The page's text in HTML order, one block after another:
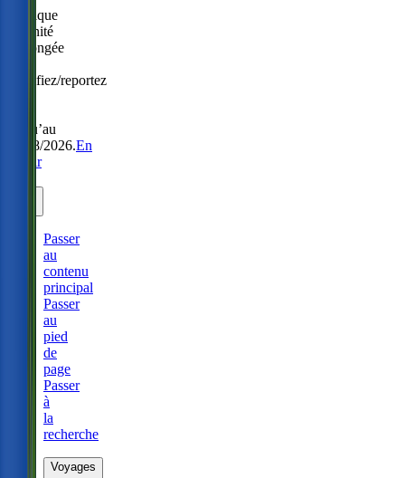
Politique
Sérénité
prolongée
modifiez/reportez
jusqu’au
31/08/2026.En
savoir
Passer
au
contenu
principal
Passer
au
pied
de
page
Passer
à
la
recherche
Voyages